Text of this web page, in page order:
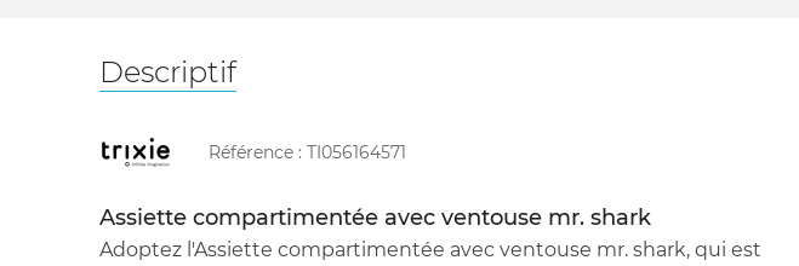
Descriptif
Référence : TI056164571
Assiette compartimentée avec ventouse mr. shark
Adoptez l'Assiette compartimentée avec ventouse mr. shark, qui est